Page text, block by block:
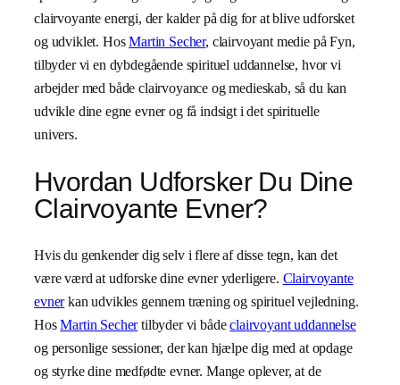
clairvoyante energi, der kalder på dig for at blive udforsket
og udviklet. HosMartin Secher, clairvoyant medie på Fyn,
tilbyder vi en dybdegående spirituel uddannelse, hvor vi
arbejder med både clairvoyance og medieskab, så du kan
udvikle dine egne evner og få indsigt i det spirituelle
univers.
Hvordan Udforsker Du Dine
Clairvoyante Evner?
Hvis du genkender dig selv i flere af disse tegn, kan det
være værd at udforske dine evner yderligere. Clairvoyante
evnerkan udvikles gennem træning og spirituel vejledning.
HosMartin Sechertilbyder vi bådeclairvoyant uddannelse
og personlige sessioner, der kan hjælpe dig med at opdage
og styrke dine medfødte evner. Mange oplever, at de